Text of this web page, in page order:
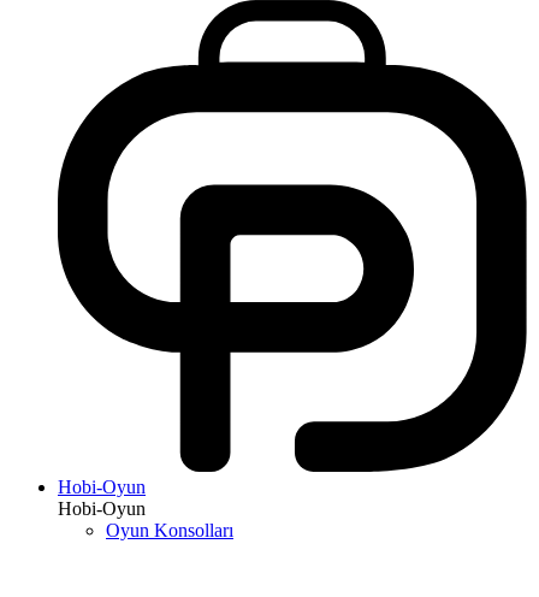
Hobi-Oyun
Hobi-Oyun
Oyun Konsolları